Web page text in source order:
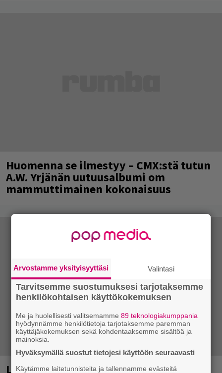
Huomenna se ilmestyy – CMX:stä tutun
A.W. Yrjänän uutuusalbumi om
mammuttimainen kokonaisuus
Laittomasta graffitista kiinni jäänyt
Arvostamme yksityisyyttäsi Valintasi
Tarvitsemme suostumuksesi tarjotaksemme
henkilökohtaisen käyttökokemuksen
Me ja huolellisesti valitsemamme89 teknologiakumppania
hyödynnämme henkilötietoja tarjotaksemme paremman
käyttäjäkokemuksen sekä kohdentaaksemme sisältöä ja
mainoksia.
Hyväksymällä suostut tietojesi käyttöön seuraavasti
Käytämme laitetunnisteita ja tallennamme evästeitä